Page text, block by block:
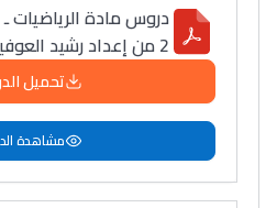
دروس مادة الرياضيات
2 من إعداد رشيد العوفير
تحميل
مشاهدة